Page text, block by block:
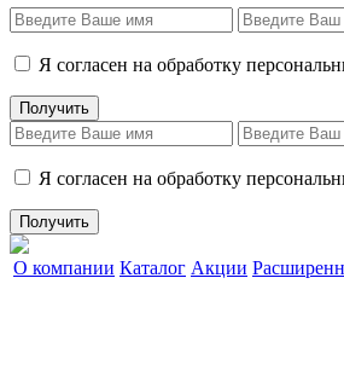
Я согласен на обработку
Я согласен на обработку
О компании Каталог Акции